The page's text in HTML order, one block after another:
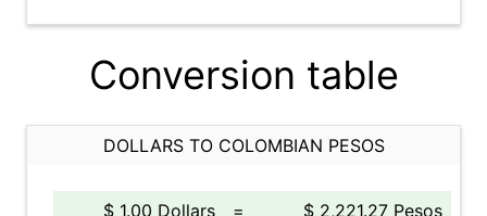
Conversion table
DOLLARS TO COLOMBIAN PESOS
$ 1.00 Dollars =
$ 2,221.27 Pesos